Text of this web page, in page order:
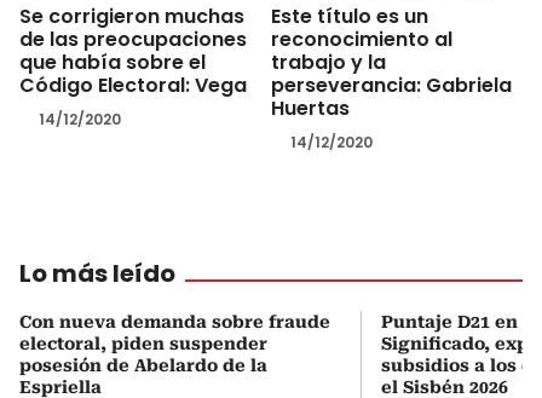
Se corrigieron muchas
de las preocupaciones
que había sobre el
Código Electoral: Vega
14/12/2020
Este título es un
reconocimiento al
trabajo y la
perseverancia: Gabriela
Huertas
14/12/2020
Lo más leído
Con nueva demanda sobre fraude
electoral, piden suspender
posesión de Abelardo de la
Espriella
Puntaje D21 en
Significado,
subsidios a los
el Sisbén 2026